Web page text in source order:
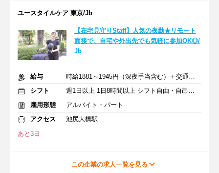
ユースタイルケア 東京/Jb
【在宅見守りStaff】人気の夜勤★リモート
面接で、自宅や外出先でも気軽に参加OK◎/
Jb
給与
時給1881～1945円（深夜手当含む）＋交通費支給
シフト
週1日以上 1日8時間以上 シフト自由・自己申告
雇用形態
アルバイト・パート
アクセス
池尻大橋駅
あと3日
この企業の求人一覧を見る